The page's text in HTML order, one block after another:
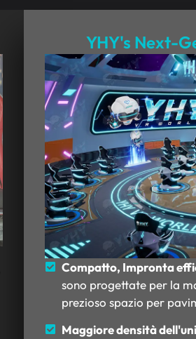
YHY's Next-
Compatto, Impronta
sono progettate per la
prezioso spazio per
Maggiore densità